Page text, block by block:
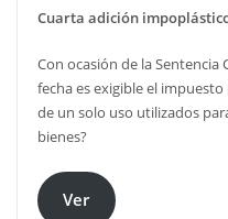
Cuarta adición
Con ocasión de la Sentencia
fecha es exigible el
de un solo uso utilizados
bienes?
Ver